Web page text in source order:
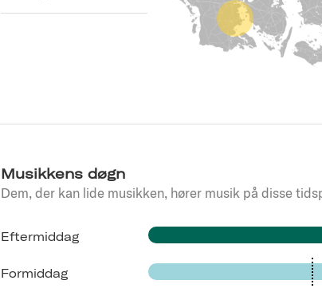
Musikkens døgn
Dem, der kan lide musikken, hører musik på disse
Eftermiddag
Formiddag